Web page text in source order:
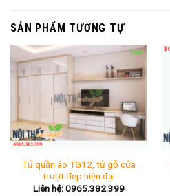
SẢN PHẨM TƯƠNG TỰ
Tủ quần áo TG12, tủ gỗ cửa
trượt đẹp hiện đại
Liên hệ: 0965.382.399